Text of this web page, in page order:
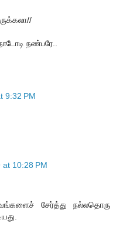
நண்பரே..
9:32 PM
10:28 PM
சேர்த்து நல்லதொரு